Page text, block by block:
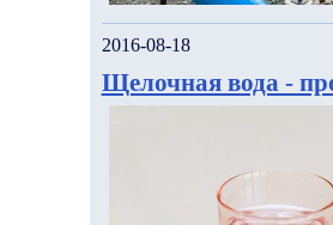
2016-08-18
Щелочная вода -